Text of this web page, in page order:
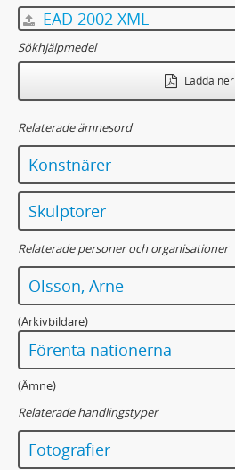
EAD 2002 XML
Sökhjälpmedel
Ladda ner
Relaterade ämnesord
Konstnärer
Skulptörer
Relaterade personer och organisationer
Olsson, Arne
(Arkivbildare)
Förenta nationerna
(Ämne)
Relaterade handlingstyper
Fotografier